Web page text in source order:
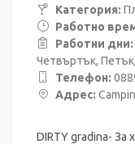
Категория:
Работно
Работни дни:
Четвъртък,
Телефон:
Адрес:
DIRTY gradina- За